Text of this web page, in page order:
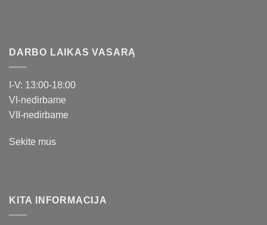
DARBO LAIKAS VASARĄ
I-V: 13:00-18:00
VI-nedirbame
VII-nedirbame
Sekite mus
KITA INFORMACIJA